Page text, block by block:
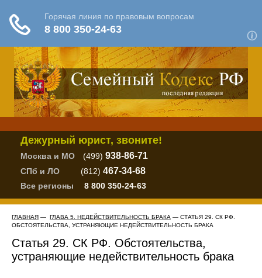
Дежурный юрист, звоните!
Москва и МО (499) 938-86-71
СПб и ЛО (812) 467-34-68
Все регионы 8 800 350-24-63
ГЛАВНАЯ — ГЛАВА 5. НЕДЕЙСТВИТЕЛЬНОСТЬ БРАКА — СТАТЬЯ 29. СК РФ.
ОБСТОЯТЕЛЬСТВА, УСТРАНЯЮЩИЕ НЕДЕЙСТВИТЕЛЬНОСТЬ БРАКА
Статья 29. СК РФ. Обстоятельства,
устраняющие недействительность брака